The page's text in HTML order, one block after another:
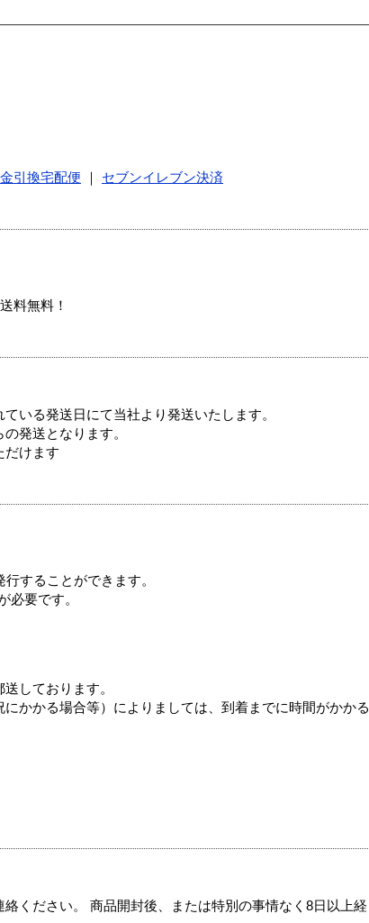
引換宅配便
セブンイレブン決済
料無料！
いる発送日にて当社より発送いたします。
発送となります。
だけます
することができます。
必要です。
しております。
かかる場合等）によりましては、到着までに時間がかかる
ください。 商品開封後、または特別の事情なく8日以上経